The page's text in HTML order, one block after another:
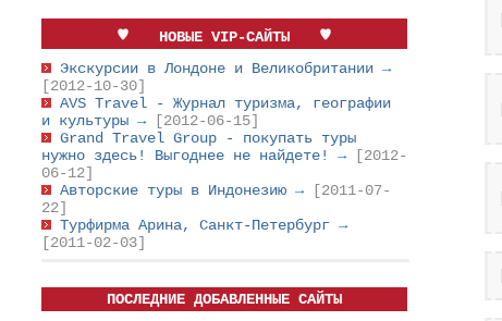
НОВЫЕ VIP-САЙТЫ
Экскурсии в Лондоне и Великобритании →
[2012-10-30]
AVS Travel - Журнал туризма, географии
и культуры →
[2012-06-15]
Grand Travel Group - покупать туры
нужно здесь! Выгоднее не найдете! →
[2012-
06-12]
Авторские туры в Индонезию →
[2011-07-
22]
Турфирма Арина, Санкт-Петербург →
[2011-02-03]
ПОСЛЕДНИЕ ДОБАВЛЕННЫЕ САЙТЫ